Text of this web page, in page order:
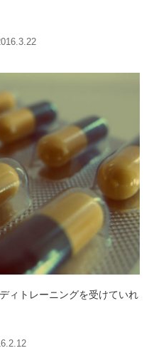
ィトレーニングを受けていれ